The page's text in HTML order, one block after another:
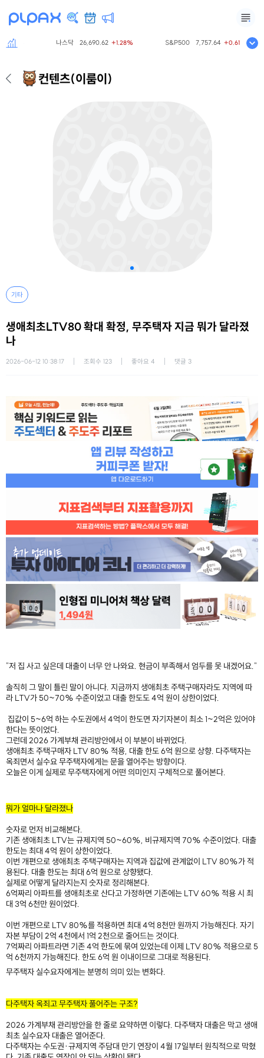
나스닥 26,690.62 +1.28% S&P500 7,757.64 +0.61%
컨텐츠(이룸이)
기타
생애최초LTV80 확대 확정, 무주택자 지금 뭐가 달라졌
나
2026-06-12 10:38:17 조회수 123 좋아요 4 댓글 3
"저 집 사고 싶은데 대출이 너무 안 나와요. 현금이 부족해서 엄두를 못 내겠어요."​
솔직히 그 말이 틀린 말이 아니다. 지금까지 생애최초 주택구매자라도 지역에 따
라 LTV가 50~70% 수준이었고 대출 한도도 4억 원이 상한이었다.
집값이 5~6억 하는 수도권에서 4억이 한도면 자기자본이 최소 1~2억은 있어야
한다는 뜻이었다.
그런데 2026 가계부채 관리방안에서 이 부분이 바뀌었다.
생애최초 주택구매자 LTV 80% 적용, 대출 한도 6억 원으로 상향. 다주택자는
옥죄면서 실수요 무주택자에게는 문을 열어주는 방향이다.
오늘은 이게 실제로 무주택자에게 어떤 의미인지 구체적으로 풀어본다.
뭐가 얼마나 달라졌나
숫자로 먼저 비교해본다.
기존 생애최초 LTV는 규제지역 50~60%, 비규제지역 70% 수준이었다. 대출
한도는 최대 4억 원이 상한이었다.
이번 개편으로 생애최초 주택구매자는 지역과 집값에 관계없이 LTV 80%가 적
용된다. 대출 한도는 최대 6억 원으로 상향됐다.
실제로 어떻게 달라지는지 숫자로 정리해본다.
6억짜리 아파트를 생애최초로 산다고 가정하면 기존에는 LTV 60% 적용 시 최
대 3억 6천만 원이었다.
이번 개편으로 LTV 80%를 적용하면 최대 4억 8천만 원까지 가능해진다. 자기
자본 부담이 2억 4천에서 1억 2천으로 줄어드는 것이다.​
7억짜리 아파트라면 기존 4억 한도에 묶여 있었는데 이제 LTV 80% 적용으로 5
억 6천까지 가능해진다. 한도 6억 원 이내이므로 그대로 적용된다.
무주택자 실수요자에게는 분명히 의미 있는 변화다.
다주택자 옥죄고 무주택자 풀어주는 구조?
2026 가계부채 관리방안을 한 줄로 요약하면 이렇다. 다주택자 대출은 막고 생애
최초 실수요자 대출은 열어준다.​
다주택자는 수도권·규제지역 주담대 만기 연장이 4월 17일부터 원칙적으로 막혔